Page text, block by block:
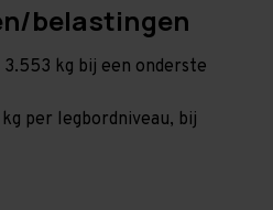
belastingen
kg bij een onderste
per legbordniveau, bij